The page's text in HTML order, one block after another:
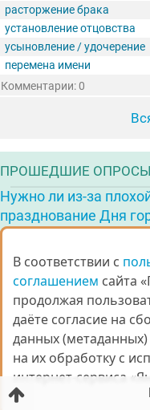
расторжение брака
установление отцовства
усыновление / удочерение
перемена имени
Комментарии: 0
ПРОШЕДШИЕ ОПРОСЫ
Нужно ли из-за
празднование Дня
Комментарии: 37
Лидер голосования
Нужно перенести
70% (голосов:
ОРГАНИЗАЦИИ ГОРОДА
В соответствии с
соглашением сайта
продолжая
даёте согласие на
данных (метаданных)
на их обработку с
интернет-сервиса
В соответствии с
соглашением сайта
продолжая
даёте согласие на
данных (метаданных)
на их обработку с
интернет-сервиса